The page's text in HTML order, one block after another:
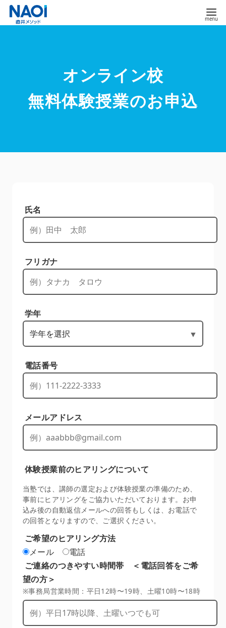
無料体験授業のお申込
氏名
フリガナ
学年
電話番号
メールアドレス
体験授業前のヒアリングについて
当塾では、講師の選定および体験授業の準備のため、
事前にヒアリングをご協力いただいております。お申
込み後の自動返信メールへの回答もしくは、お電話で
の回答となりますので、ご選択ください。
ご希望のヒアリング方法
メール
電話
ご連絡のつきやすい時間帯 ＜電話回答をご希
望の方＞
※事務局営業時間：平日12時〜19時、土曜10時〜18時